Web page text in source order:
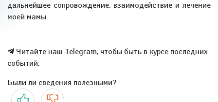
дальнейшее сопровождение, взаимодействие и лечение
моей мамы.
Читайте наш Telegram, чтобы быть в курсе последних
событий.
Были ли сведения полезными?
Да Нет